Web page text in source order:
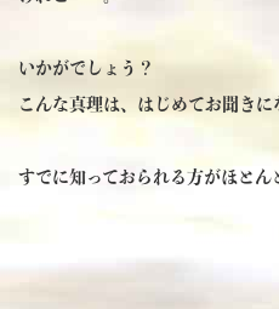
いかがでしょう？
こんな真理は、はじめてお聞きに
すでに知っておられる方がほとん